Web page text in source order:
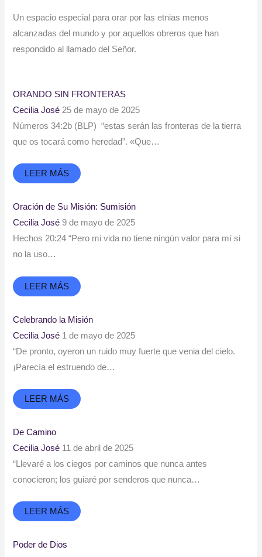
Un espacio especial para orar por las etnias menos
alcanzadas del mundo y por aquellos obreros que han
respondido al llamado del Señor.
ORANDO SIN FRONTERAS
Cecilia José 25 de mayo de 2025
Números 34:2b (BLP) “estas serán las fronteras de la tierra
que os tocará como heredad”. «Que…
LEER MÁS
Oración de Su Misión: Sumisión
Cecilia José 9 de mayo de 2025
Hechos 20:24 “Pero mi vida no tiene ningún valor para mí si
no la uso…
LEER MÁS
Celebrando la Misión
Cecilia José 1 de mayo de 2025
“De pronto, oyeron un ruido muy fuerte que venia del cielo.
¡Parecía el estruendo de…
LEER MÁS
De Camino
Cecilia José 11 de abril de 2025
“Llevaré a los ciegos por caminos que nunca antes
conocieron; los guiaré por senderos que nunca…
LEER MÁS
Poder de Dios